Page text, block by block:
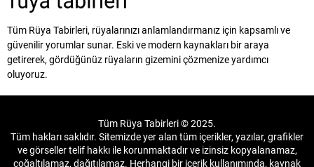
Tüm Rüya Tabirleri, rüyalarınızı anlamlandırmanız için kapsamlı ve
güvenilir yorumlar sunar. Eski ve modern kaynakları bir araya
getirerek, gördüğünüz rüyaların gizemini çözmenize yardımcı
oluyoruz.
Tüm Rüya Tabirleri © 2025.
Tüm hakları saklıdır. Sitemizde yer alan tüm içerikler, yazılar, grafikler
ve görseller telif hakkı ile korunmaktadır ve izinsiz kopyalanamaz,
çoğaltılamaz, dağıtılamaz. Herhangi bir içerik kullanımında, kaynak